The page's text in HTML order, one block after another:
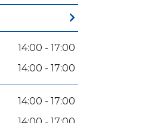
14:00 - 17:00
14:00 - 17:00
14:00 - 17:00